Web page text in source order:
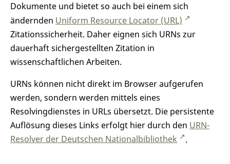
Dokumente und bietet so auch bei einem sich
ändernden Uniform Resource Locator (URL)
Zitationssicherheit. Daher eignen sich URNs zur
dauerhaft sichergestellten Zitation in
wissenschaftlichen Arbeiten.
URNs können nicht direkt im Browser aufgerufen
werden, sondern werden mittels eines
Resolvingdienstes in URLs übersetzt. Die persistente
Auflösung dieses Links erfolgt hier durch den URN-
Resolver der Deutschen Nationalbibliothek
.